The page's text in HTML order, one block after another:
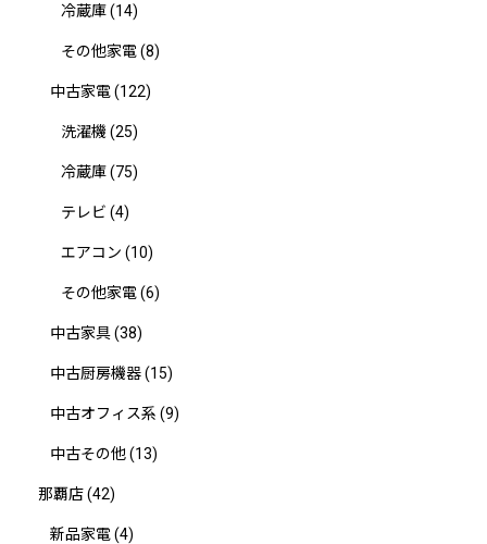
冷蔵庫(14)
その他家電(8)
中古家電(122)
洗濯機 (25)
冷蔵庫(75)
テレビ (4)
エアコン (10)
その他家電(6)
中古家具(38)
中古厨房機器(15)
中古オフィス系 (9)
中古その他(13)
那覇店(42)
新品家電(4)